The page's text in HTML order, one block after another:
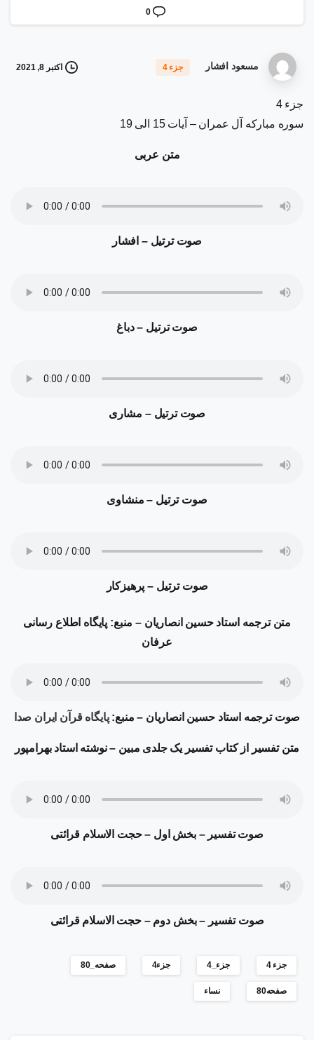
0
مسعود افشار جزء 4 اکتبر 8, 2021
جزء 4
سوره مبارکه آل عمران – آیات 15 الی 19
متن عربی
صوت ترتیل – افشار
صوت ترتیل – دباغ
صوت ترتیل – مشاری
صوت ترتیل – منشاوی
صوت ترتیل – پرهیزکار
متن ترجمه استاد حسین انصاریان – منبع: پایگاه اطلاع رسانی
عرفان
صوت ترجمه استاد حسین انصاریان – منبع:پایگاه قرآن ایران صدا
متن تفسیر از کتاب تفسیر یک جلدی مبین – نوشته استاد بهرامپور
صوت تفسیر – بخش اول – حجت الاسلام قرائتی
صوت تفسیر – بخش دوم – حجت الاسلام قرائتی
جزء 4 جزء_4 جزء4 صفحه_80
صفحه80 نساء